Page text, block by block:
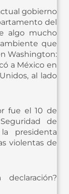
gobierno
del
algo mucho
que
Washington:
a México en
al lado
fue el 10 de
de
presidenta
violentas de